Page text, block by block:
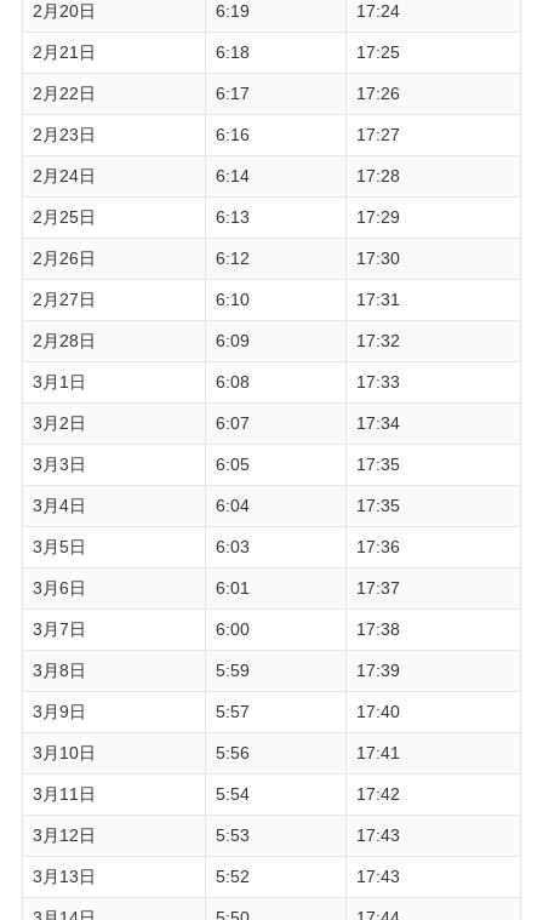
2月20日 6:19 17:24
2月21日 6:18 17:25
2月22日 6:17 17:26
2月23日 6:16 17:27
2月24日 6:14 17:28
2月25日 6:13 17:29
2月26日 6:12 17:30
2月27日 6:10 17:31
2月28日 6:09 17:32
3月1日 6:08 17:33
3月2日 6:07 17:34
3月3日 6:05 17:35
3月4日 6:04 17:35
3月5日 6:03 17:36
3月6日 6:01 17:37
3月7日 6:00 17:38
3月8日 5:59 17:39
3月9日 5:57 17:40
3月10日 5:56 17:41
3月11日 5:54 17:42
3月12日 5:53 17:43
3月13日 5:52 17:43